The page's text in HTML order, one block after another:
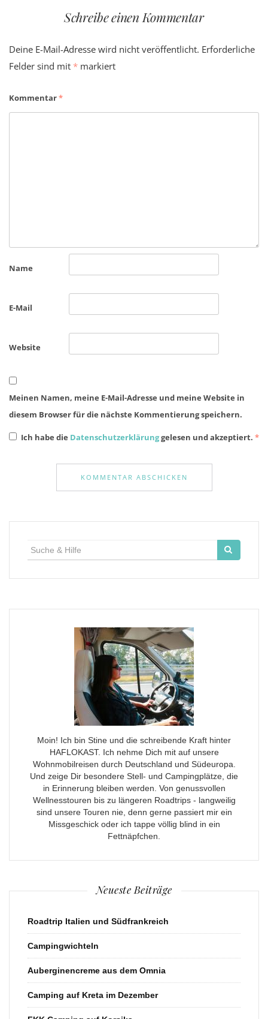
Schreibe einen Kommentar
Deine E-Mail-Adresse wird nicht veröffentlicht. Erforderliche
Felder sind mit * markiert
Kommentar*
Name
E-Mail
Website
Meinen Namen, meine E-Mail-Adresse und meine Website in
diesem Browser für die nächste Kommentierung speichern.
Ich habe die Datenschutzerklärunggelesen und akzeptiert. *
für:
Moin! Ich bin Stine und die schreibende Kraft hinter
HAFLOKAST. Ich nehme Dich mit auf unsere
Wohnmobilreisen durch Deutschland und Südeuropa.
Und zeige Dir besondere Stell- und Campingplätze, die
in Erinnerung bleiben werden. Von genussvollen
Wellnesstouren bis zu längeren Roadtrips - langweilig
sind unsere Touren nie, denn gerne passiert mir ein
Missgeschick oder ich tappe völlig blind in ein
Fettnäpfchen.
Neueste Beiträge
Roadtrip Italien und Südfrankreich
Campingwichteln
Auberginencreme aus dem Omnia
Camping auf Kreta im Dezember